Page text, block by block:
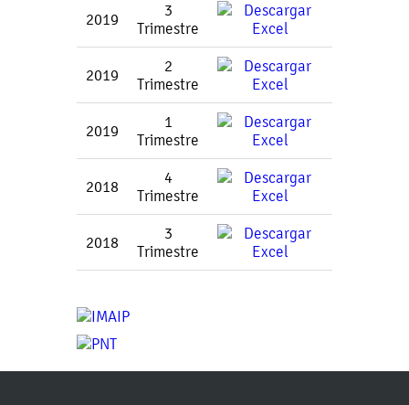
2019
3
Trimestre
2019
2
Trimestre
2019
1
Trimestre
2018
4
Trimestre
2018
3
Trimestre